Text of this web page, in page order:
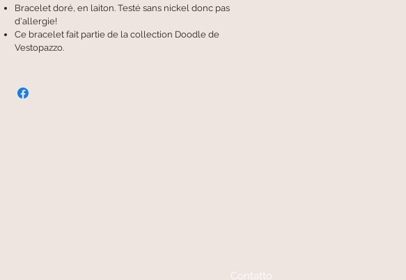
Bracelet doré, en laiton. Testé sans nickel donc pas
d'allergie!
Ce bracelet fait partie de la collection Doodle de
Vestopazzo.
Contatto